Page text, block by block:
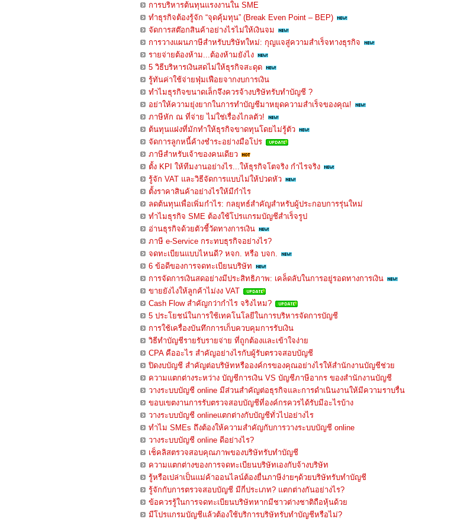
การบริหารต้นทุนแรงงานใน SME
ทำธุรกิจต้องรู้จัก “จุดคุ้มทุน” (Break Even Point – BEP)
จัดการสต๊อกสินค้าอย่างไรไม่ให้เงินจม
การวางแผนภาษีสำหรับบริษัทใหม่: กุญแจสู่ความสำเร็จทางธุรกิจ
รายจ่ายต้องห้าม...ต้องห้ามยังไง
5 วิธีบริหารเงินสดไม่ให้ธุรกิจสะดุด
รู้ทันค่าใช้จ่ายฟุ่มเฟือยจากงบการเงิน
ทำไมธุรกิจขนาดเล็กจึงควรจ้างบริษัทรับทำบัญชี ?
อย่าให้ความยุ่งยากในการทำบัญชีมาหยุดความสำเร็จของคุณ!
ภาษีหัก ณ ที่จ่าย ไม่ใช่เรื่องไกลตัว!
ต้นทุนแฝงที่มักทำให้ธุรกิจขาดทุนโดยไม่รู้ตัว
จัดการลูกหนี้ค้างชำระอย่างมือโปร
ภาษีสำหรับเจ้าของคนเดียว
ตั้ง KPI ให้ทีมงานอย่างไร...ให้ธุรกิจโตจริง กำไรจริง
รู้จัก VAT และวิธีจัดการแบบไม่ให้ปวดหัว
ตั้งราคาสินค้าอย่างไรให้มีกำไร
ลดต้นทุนเพื่อเพิ่มกำไร: กลยุทธ์สำคัญสำหรับผู้ประกอบการรุ่นใหม่
ทำไมธุรกิจ SME ต้องใช้โปรแกรมบัญชีสำเร็จรูป
อ่านธุรกิจด้วยตัวชี้วัดทางการเงิน
ภาษี e-Service กระทบธุรกิจอย่างไร?
จดทะเบียนแบบไหนดี? หจก. หรือ บจก.
6 ข้อดีของการจดทะเบียนบริษัท
การจัดการเงินสดอย่างมีประสิทธิภาพ: เคล็ดลับในการอยู่รอดทางการเงิน
ขายยังไงให้ลูกค้าไม่งง VAT
Cash Flow สำคัญกว่ากำไร จริงไหม?
5 ประโยชน์ในการใช้เทคโนโลยีในการบริหารจัดการบัญชี
การใช้เครื่องบันทึกการเก็บควบคุมการรับเงิน
วิธีทำบัญชีรายรับรายจ่าย ที่ถูกต้องและเข้าใจง่าย
CPA คืออะไร สำคัญอย่างไรกับผู้รับตรวจสอบบัญชี
ปิดงบบัญชี สำคัญต่อบริษัทหรือองค์กรของคุณอย่างไรให้สำนักงานบัญชีช่วย
ความแตกต่างระหว่าง บัญชีการเงิน VS บัญชีภาษีอากร ของสำนักงานบัญชี
วางระบบบัญชี online มีส่วนสำคัญต่อธุรกิจและการดำเนินงานให้มีความราบรื่น
ขอบเขตงานการรับตรวจสอบบัญชีที่องค์กรควรได้รับมีอะไรบ้าง
วางระบบบัญชี onlineแตกต่างกับบัญชีทั่วไปอย่างไร
ทำไม SMEs ถึงต้องให้ความสำคัญกับการวางระบบบัญชี online
วางระบบบัญชี online ดีอย่างไร?
เช็คลิสตรวจสอบคุณภาพของบริษัทรับทำบัญชี
ความแตกต่างของการจดทะเบียนบริษัทเองกับจ้างบริษัท
รู้หรือเปล่าเป็นแม่ค้าออนไลน์ต้องยื่นภาษีง่ายๆด้วยบริษัทรับทำบัญชี
รู้จักกับการตรวจสอบบัญชี มีกี่ประเภท? แตกต่างกันอย่างไร?
ข้อควรรู้ในการจดทะเบียนบริษัทหากมีชาวต่างชาติถือหุ้นด้วย
มีโปรแกรมบัญชีแล้วต้องใช้บริการบริษัทรับทำบัญชีหรือไม่?